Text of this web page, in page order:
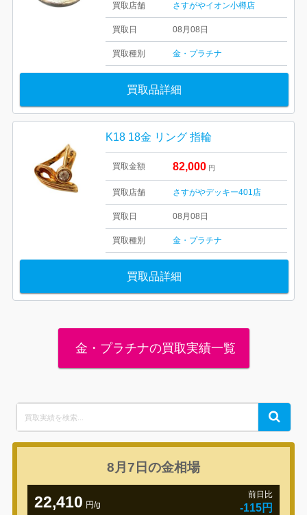
買取店舗 さすがやイオン小樽店
買取日 08月08日
買取種別 金・プラチナ
買取品詳細
K18 18金 リング 指輪
買取金額 82,000 円
買取店舗 さすがやデッキー401店
買取日 08月08日
買取種別 金・プラチナ
買取品詳細
金・プラチナの買取実績一覧
for:
Search
8月7日の金相場
22,410 円/g
前日比
-115円